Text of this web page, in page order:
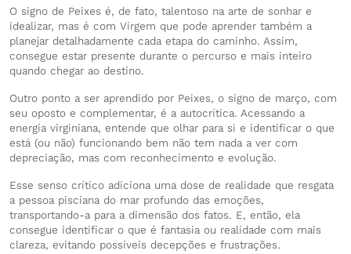
O signo de Peixes é, de fato, talentoso na arte de sonhar e
idealizar, mas é com Virgem que pode aprender também a
planejar detalhadamente cada etapa do caminho. Assim,
consegue estar presente durante o percurso e mais inteiro
quando chegar ao destino.
Outro ponto a ser aprendido por Peixes, o signo de março, com
seu oposto e complementar, é a autocrítica. Acessando a
energia virginiana, entende que olhar para si e identificar o que
está (ou não) funcionando bem não tem nada a ver com
depreciação, mas com reconhecimento e evolução.
Esse senso crítico adiciona uma dose de realidade que resgata
a pessoa pisciana do mar profundo das emoções,
transportando-a para a dimensão dos fatos. E, então, ela
consegue identificar o que é fantasia ou realidade com mais
clareza, evitando possíveis decepções e frustrações.